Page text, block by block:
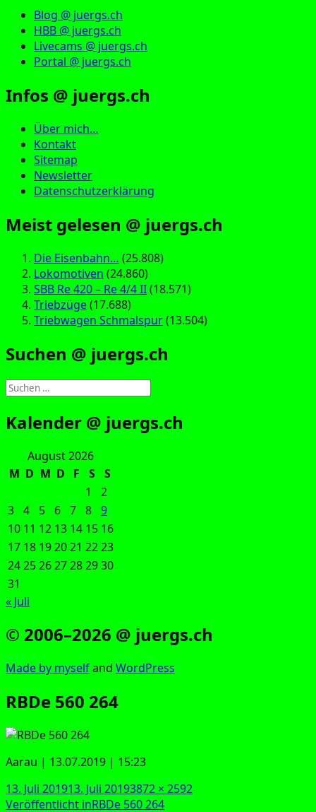
Blog @ juergs.ch
HBB @ juergs.ch
Livecams @ juergs.ch
Portal @ juergs.ch
Infos @ juergs.ch
Über mich…
Kontakt
Sitemap
Newsletter
Datenschutzerklärung
Meist gelesen @ juergs.ch
Die Eisenbahn… (25.808)
Lokomotiven (24.860)
SBB Re 420 – Re 4/4 II(18.571)
Triebzüge(17.688)
Triebwagen Schmalspur(13.504)
Suchen @ juergs.ch
Suchen
nach:
Kalender @ juergs.ch
August 2026
M D M D F S
S
1
2
3 4 5 6 7 8 9
10 11 12 13 14 15 16
17 18 192021 2223
24252627282930
31
« Juli
© 2006–2026 @ juergs.ch
Made by mys­elfand Word­Press
RBDe 560 264
Aar­au | 13.07.2019 | 15:23
Veröffentlicht
am
13. Juli 201913. Juli 2019Originalgröße
3872 × 2592
Veröffentlicht inRBDe 560 264